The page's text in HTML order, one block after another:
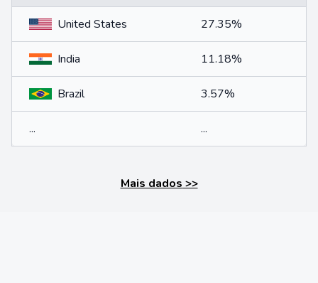
United States 27.35%
India 11.18%
Brazil 3.57%
... ...
Mais dados >>